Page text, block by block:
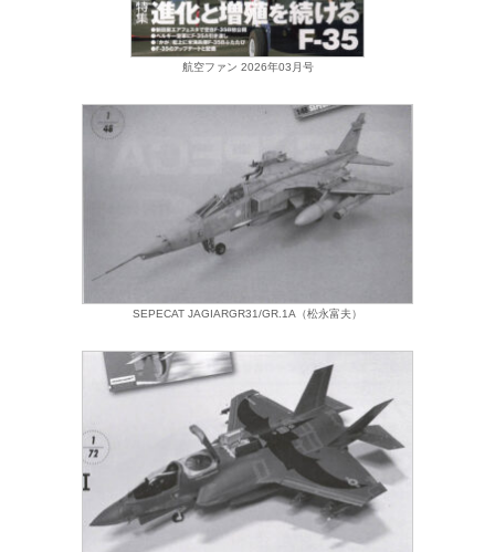
航空ファン 2026年03月号
SEPECAT JAGIARGR31/GR.1A（松永富夫）